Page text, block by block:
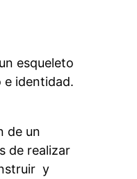
esqueleto
e identidad.
de un
de realizar
y